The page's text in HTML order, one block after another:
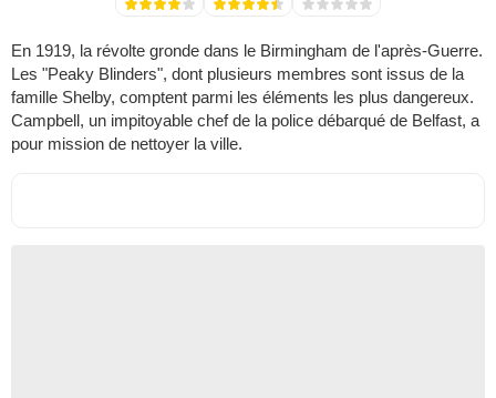
En 1919, la révolte gronde dans le Birmingham de l'après-Guerre.
Les "Peaky Blinders", dont plusieurs membres sont issus de la
famille Shelby, comptent parmi les éléments les plus dangereux.
Campbell, un impitoyable chef de la police débarqué de Belfast, a
pour mission de nettoyer la ville.